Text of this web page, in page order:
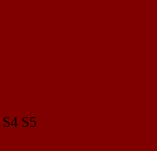
S4 S5